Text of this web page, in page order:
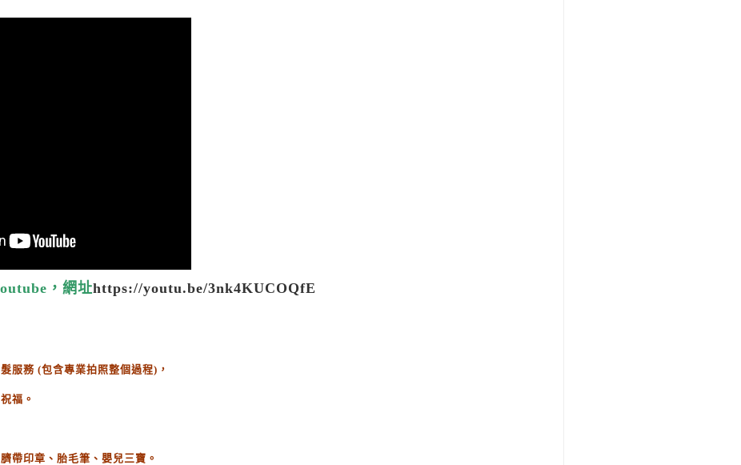
，網址https://youtu.be/3nk4KUCOQfE
服務 (包含專業拍照整個過程) ，
福。
帶印章、胎毛筆、嬰兒三寶。